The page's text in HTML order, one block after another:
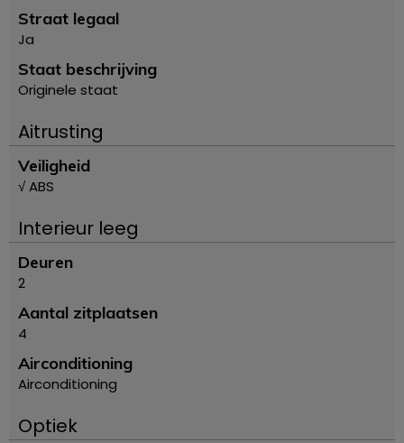
Straat legaal
Ja
Staat beschrijving
Originele staat
Aitrusting
Veiligheid
√ ABS
Interieur leeg
Deuren
2
Aantal zitplaatsen
4
Airconditioning
Airconditioning
Optiek